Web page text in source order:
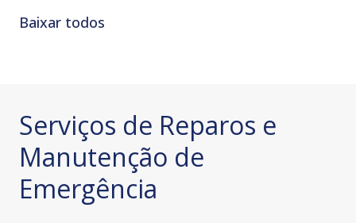
Baixar todos
Serviços de Reparos e
Manutenção de
Emergência